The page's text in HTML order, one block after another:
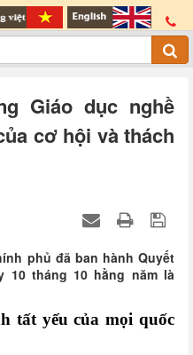
Giáo dục nghề
cơ hội và thách
phủ đã ban hành Quyết
10 tháng 10 hằng năm là
tất yếu của mọi quốc